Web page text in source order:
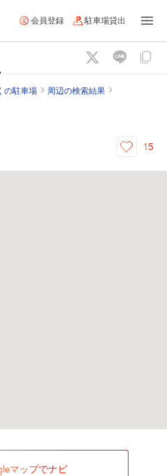
会員登録 駐車場貸出
の駐車場 周辺の検索結果
15
マップでナビ